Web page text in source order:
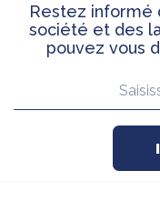
Restez informé
société et des
pouvez vous